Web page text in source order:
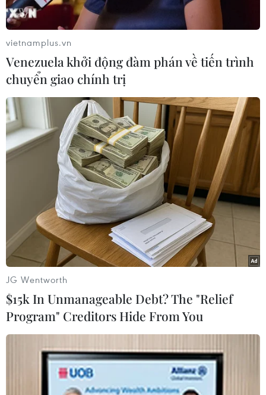
TIN LIÊN QUAN
Sức mạnh kinh hoàng của siêu bão
Noru khi đi qua Philippines
Cơn bão đã suy yếu một chút, nhưng sức gió vẫn duy trì
185 km/h và gió giật lên tới 240 km/h. Thống kê ban
mạng tại tỉnh Bulacan của Philippines.
vietnamplus.vn
Venezuela khởi động đàm phán về tiến trình
chuyển giao chính trị
JG Wentworth
$15k In Unmanageable Debt? The "Relief
Program" Creditors Hide From You